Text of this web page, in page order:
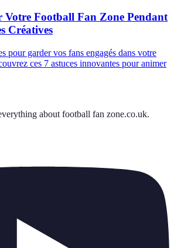
Votre Football Fan Zone Pendant
Créatives
pour garder vos fans engagés dans votre
ces 7 astuces innovantes pour animer
about football fan zone.co.uk.